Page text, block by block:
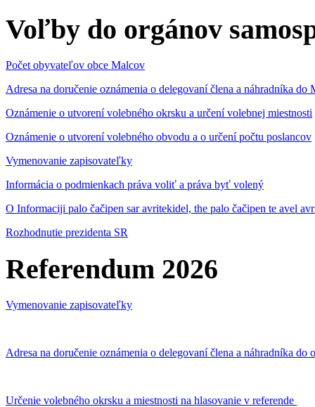
Voľby do orgánov
Počet obyvateľov obce Malcov
Adresa na doručenie oznámenia o delegovaní člena a náhradníka
Oznámenie o utvorení volebného okrsku a určení volebnej miestnosti
Oznámenie o utvorení volebného obvodu a o určení počtu poslancov
Vymenovanie zapisovateľky
Informácia o podmienkach práva voliť a práva byť volený
O Informaciji palo čačipen sar avritekidel, the palo čačipen te avel
Rozhodnutie prezidenta SR
Referendum 2026
Vymenovanie zapisovateľky
Adresa na doručenie oznámenia o delegovaní člena a náhradníka
Určenie volebného okrsku a miestnosti na hlasovanie v referende